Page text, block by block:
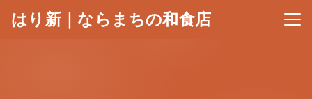
はり新｜ならまちの和食店 メニ